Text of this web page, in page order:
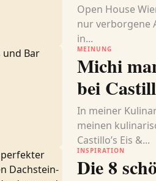
Open House
nur verborgene
in...
MEINUNG
Michi
bei
In meiner
meinen
Castillo’s Eis &...
INSPIRATION
Die 8